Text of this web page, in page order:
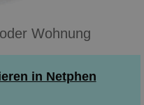
Wohnung
in Netphen